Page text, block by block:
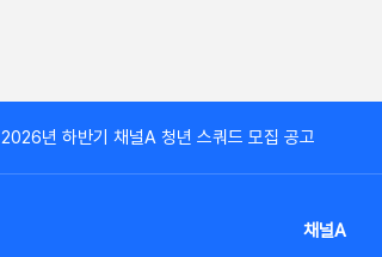
2026년 하반기 채널A 청년 스쿼드 모집 공고
채널A